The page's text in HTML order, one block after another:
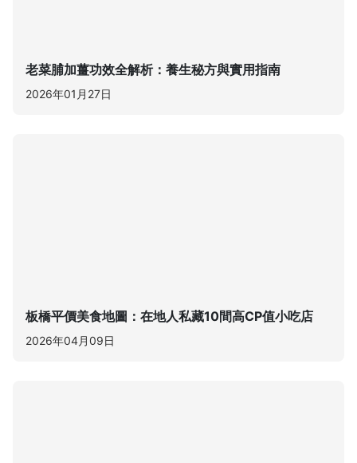
老菜脯加薑功效全解析：養生秘方與實用指南
2026年01月27日
板橋平價美食地圖：在地人私藏10間高CP值小吃店
2026年04月09日